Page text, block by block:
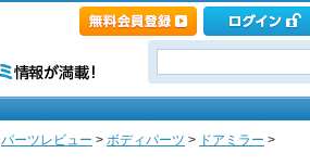
パーツレビュー > ボディパーツ > ドアミラー >